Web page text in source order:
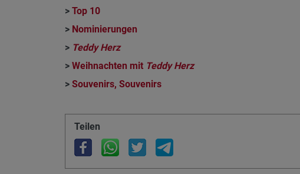
> Top 10
> Nominierungen
> Teddy Herz
> Weihnachten mit Teddy Herz
> Souvenirs, Souvenirs
Teilen